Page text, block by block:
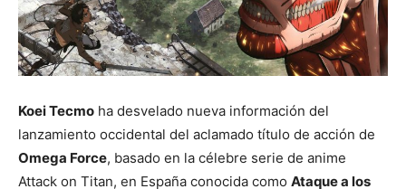
Koei Tecmo ha desvelado nueva información del
lanzamiento occidental del aclamado título de acción de
Omega Force, basado en la célebre serie de anime
Attack on Titan, en España conocida como Ataque a los